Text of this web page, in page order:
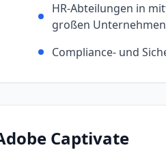
HR-Abteilungen in
großen Unternehmen
Compliance- und
Captivate